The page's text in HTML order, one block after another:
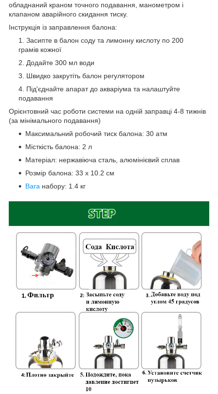
обладнаний краном точного подавання, манометром і
клапаном аварійного скидання тиску.
Інструкція із заправлення балона:
Засипте в балон соду та лимонну кислоту по 200
грамів кожної
Додайте 300 мл води
Швидко закрутіть балон регулятором
Під'єднайте апарат до акваріума та налаштуйте
подавання
Орієнтовний час роботи системи на одній заправці 4-8 тижнів
(за мінімального подавання)
Максимальний робочий тиск балона: 30 атм
Місткість балона: 2 л
Матеріал: нержавіюча сталь, алюмінієвий сплав
Розмір балона: 33 х 10.2 см
Вага набору: 1.4 кг